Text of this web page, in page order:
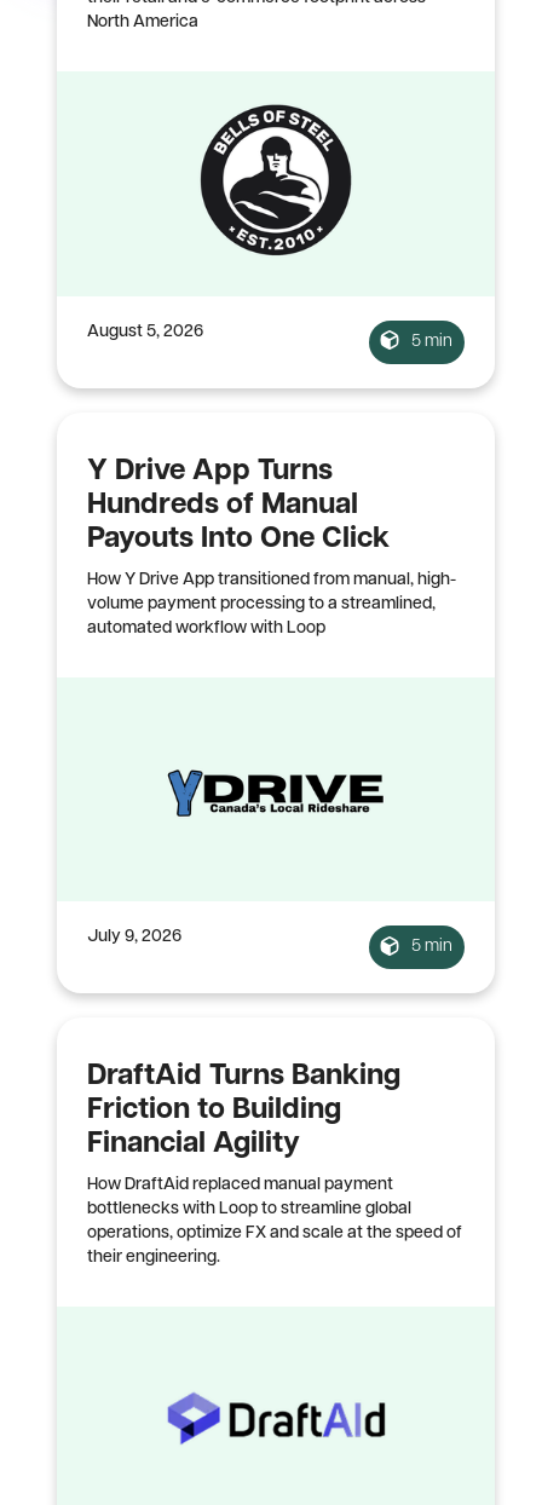
North America
August 5, 2026
5 min
Y Drive App Turns
Hundreds of Manual
Payouts Into One Click
How Y Drive App transitioned from manual, high-
volume payment processing to a streamlined,
automated workflow with Loop
July 9, 2026
5 min
DraftAid Turns Banking
Friction to Building
Financial Agility
How DraftAid replaced manual payment
bottlenecks with Loop to streamline global
operations, optimize FX and scale at the speed of
their engineering.